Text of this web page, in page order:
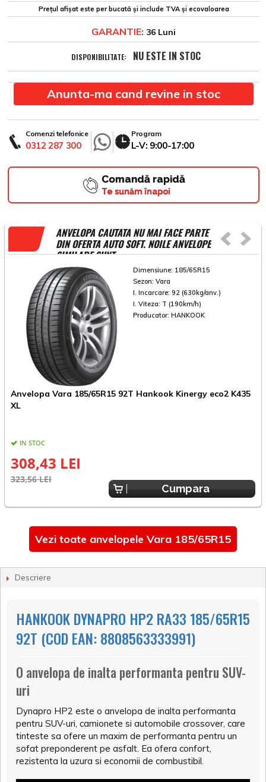
Prețul afișat este per bucată și include TVA și ecovaloarea
GARANTIE: 36 Luni
DISPONIBILITATE: NU ESTE IN STOC
Anunta-ma cand revine in stoc
Comenzi telefonice
0312 287 300
Program
L-V: 9:00-17:00
Comandă rapidă
Te sunăm înapoi
ANVELOPA CAUTATA NU MAI FACE PARTE
DIN OFERTA AUTO SOFT. NOILE ANVELOPE
SIMILARE SUNT
Dimensiune: 185/65R15
Sezon: Vara
I. Incarcare: 92 (630kg/anv.)
I. Viteza: T (190km/h)
Producator: HANKOOK
Anvelopa Vara 185/65R15 92T Hankook Kinergy eco2 K435
XL
IN STOC
308,43 LEI
323,56 LEI
Cumpara
Vezi toate anvelopele Vara 185/65R15
Descriere
HANKOOK DYNAPRO HP2 RA33 185/65R15
92T (COD EAN: 8808563333991)
O anvelopa de inalta performanta pentru SUV-
uri
Dynapro HP2 este o anvelopa de inalta performanta
pentru SUV-uri, camionete si automobile crossover, care
tinteste sa ofere un maxim de performanta pentru un
sofat preponderent pe asfalt. Ea ofera confort,
rezistenta la uzura si economii de combustibil.